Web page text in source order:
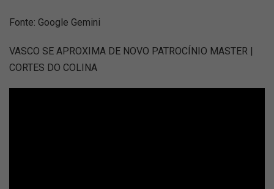
Fonte: Google Gemini
VASCO SE APROXIMA DE NOVO PATROCÍNIO MASTER |
CORTES DO COLINA